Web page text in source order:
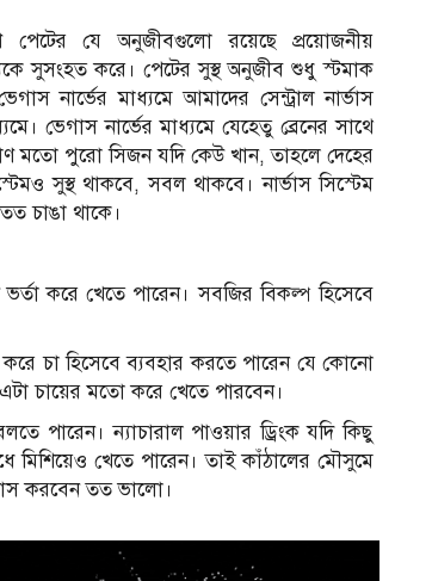
পেটের যে অনুজীবগুলো রয়েছে প্রয়োজনীয়
সুসংহত করে। পেটের সুস্থ অনুজীব শুধু স্টমাক
নার্ভের মাধ্যমে আমাদের সেন্ট্রাল নার্ভাস
ভেগাস নার্ভের মাধ্যমে যেহেতু ব্রেনের সাথে
মতো পুরো সিজন যদি কেউ খান, তাহলে দেহের
সুস্থ থাকবে, সবল থাকবে। নার্ভাস সিস্টেম
চাঙা থাকে।
করে খেতে পারেন। সবজির বিকল্প হিসেবে
চা হিসেবে ব্যবহার করতে পারেন যে কোনো
চায়ের মতো করে খেতে পারবেন।
পারেন। ন্যাচারাল পাওয়ার ড্রিংক যদি কিছু
মিশিয়েও খেতে পারেন। তাই কাঁঠালের মৌসুমে
করবেন তত ভালো।